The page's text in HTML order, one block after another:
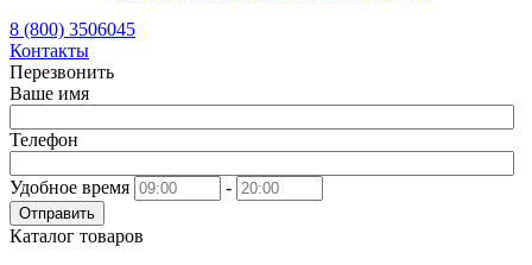
8 (800) 3506045
Контакты
Перезвонить
Ваше имя
Телефон
Удобное время -
Отправить
Каталог товаров